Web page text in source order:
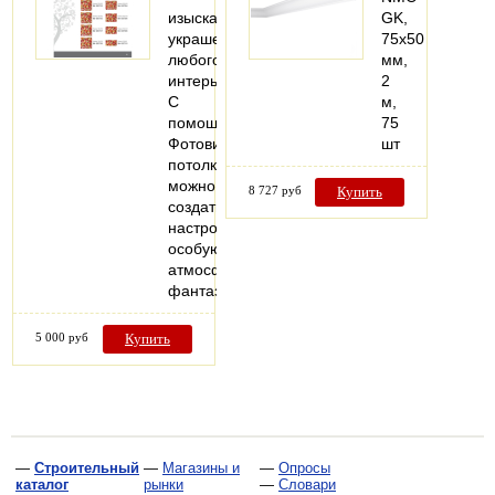
изысканное
украшение
любого
интерьера.
С
помощью
Фотовитражных
потолков
можно
создать
настроение,
особую
атмосферу,
фантазийные…
5 000 руб Купить
GK,
75х50
мм,
2
м,
75
шт
8 727 руб Купить
— Строительный
каталог
— Магазины и
рынки
— Опросы
— Словари